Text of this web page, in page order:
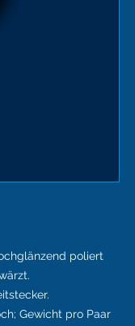
poliert
Gewicht pro Paar